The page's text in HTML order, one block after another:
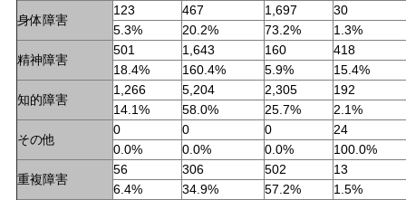
身体障害
123 467 1,697
30
5.3%
20.2% 73.2% 1.3%
精神障害
501 1,643 160
418
18.4%
160.4% 5.9% 15.4%
知的障害
1,266 5,204 2,305
192
14.1%
58.0% 25.7% 2.1%
その他
0 0 0
24
0.0%
0.0% 0.0% 100.0%
重複障害
56 306 502
13
6.4%
34.9% 57.2% 1.5%